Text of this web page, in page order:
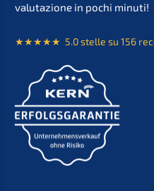
valuta­zio­ne in pochi minuti!
★★★★★ 5.0 stelle su 156